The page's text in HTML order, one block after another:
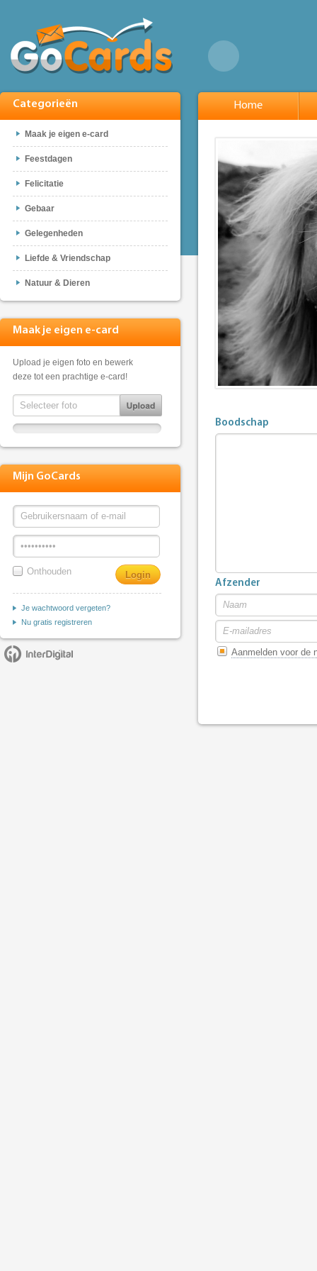
Categorieën
Maak je eigen e-card
Feestdagen
Felicitatie
Gebaar
Gelegenheden
Liefde & Vriendschap
Natuur & Dieren
Maak je eigen e-card
Upload je eigen foto en bewerk
deze tot een prachtige e-card!
Mijn GoCards
Onthouden
Je wachtwoord vergeten?
Nu gratis registreren
Home
Boodschap
Afzender
Aanmelden voor de